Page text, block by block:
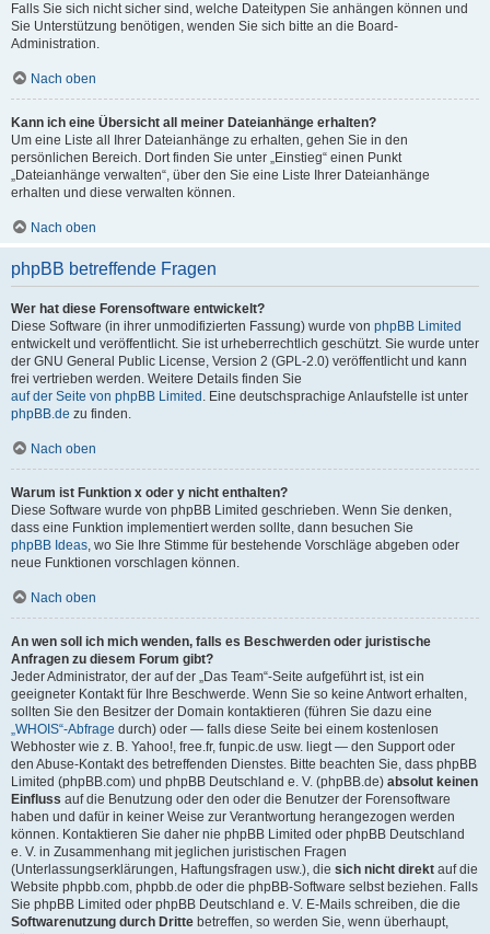
Falls Sie sich nicht sicher sind, welche Dateitypen Sie anhängen können und
Sie Unterstützung benötigen, wenden Sie sich bitte an die Board-
Administration.
Nach oben
Kann ich eine Übersicht all meiner Dateianhänge erhalten?
Um eine Liste all Ihrer Dateianhänge zu erhalten, gehen Sie in den
persönlichen Bereich. Dort finden Sie unter „Einstieg“ einen Punkt
„Dateianhänge verwalten“, über den Sie eine Liste Ihrer Dateianhänge
erhalten und diese verwalten können.
Nach oben
phpBB betreffende Fragen
Wer hat diese Forensoftware entwickelt?
Diese Software (in ihrer unmodifizierten Fassung) wurde von phpBB Limited
entwickelt und veröffentlicht. Sie ist urheberrechtlich geschützt. Sie wurde unter
der GNU General Public License, Version 2 (GPL-2.0) veröffentlicht und kann
frei vertrieben werden. Weitere Details finden Sie
auf der Seite von phpBB Limited . Eine deutschsprachige Anlaufstelle ist unter
phpBB.de zu finden.
Nach oben
Warum ist Funktion x oder y nicht enthalten?
Diese Software wurde von phpBB Limited geschrieben. Wenn Sie denken,
dass eine Funktion implementiert werden sollte, dann besuchen Sie
phpBB Ideas, wo Sie Ihre Stimme für bestehende Vorschläge abgeben oder
neue Funktionen vorschlagen können.
Nach oben
An wen soll ich mich wenden, falls es Beschwerden oder juristische
Anfragen zu diesem Forum gibt?
Jeder Administrator, der auf der „Das Team“-Seite aufgeführt ist, ist ein
geeigneter Kontakt für Ihre Beschwerde. Wenn Sie so keine Antwort erhalten,
sollten Sie den Besitzer der Domain kontaktieren (führen Sie dazu eine
„WHOIS“-Abfrage durch) oder — falls diese Seite bei einem kostenlosen
Webhoster wie z. B. Yahoo!, free.fr, funpic.de usw. liegt — den Support oder
den Abuse-Kontakt des betreffenden Dienstes. Bitte beachten Sie, dass phpBB
Limited (phpBB.com) und phpBB Deutschland e. V. (phpBB.de) absolut keinen
Einfluss auf die Benutzung oder den oder die Benutzer der Forensoftware
haben und dafür in keiner Weise zur Verantwortung herangezogen werden
können. Kontaktieren Sie daher nie phpBB Limited oder phpBB Deutschland
e. V. in Zusammenhang mit jeglichen juristischen Fragen
(Unterlassungserklärungen, Haftungsfragen usw.), die sich nicht direkt auf die
Website phpbb.com, phpbb.de oder die phpBB-Software selbst beziehen. Falls
Sie phpBB Limited oder phpBB Deutschland e. V. E-Mails schreiben, die die
Softwarenutzung durch Dritte betreffen, so werden Sie, wenn überhaupt,